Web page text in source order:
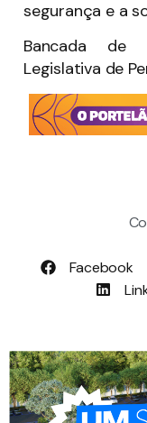
segurança e a
Bancada de
Legislativa de
Facebook